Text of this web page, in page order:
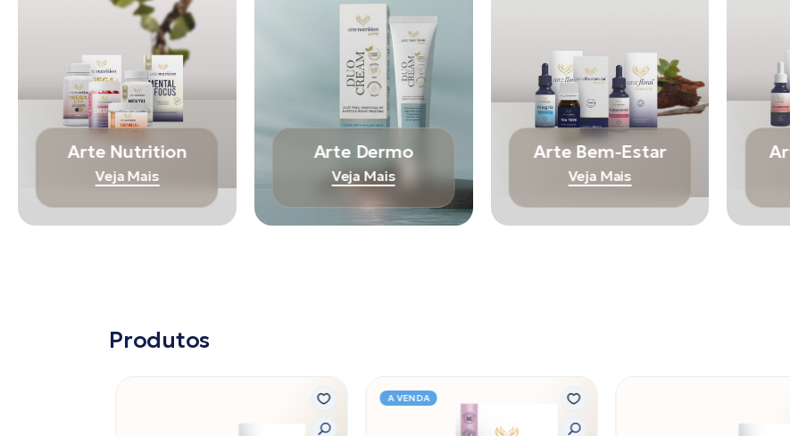
Arte Nutrition
Veja Mais
Arte Dermo
Veja Mais
Arte Bem-Estar
Veja Mais
Produtos
A VENDA